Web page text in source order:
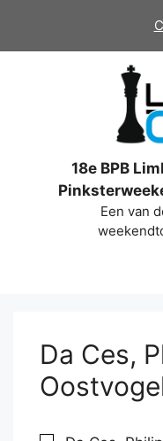
de
18e BPB
Een van
Da Ces,